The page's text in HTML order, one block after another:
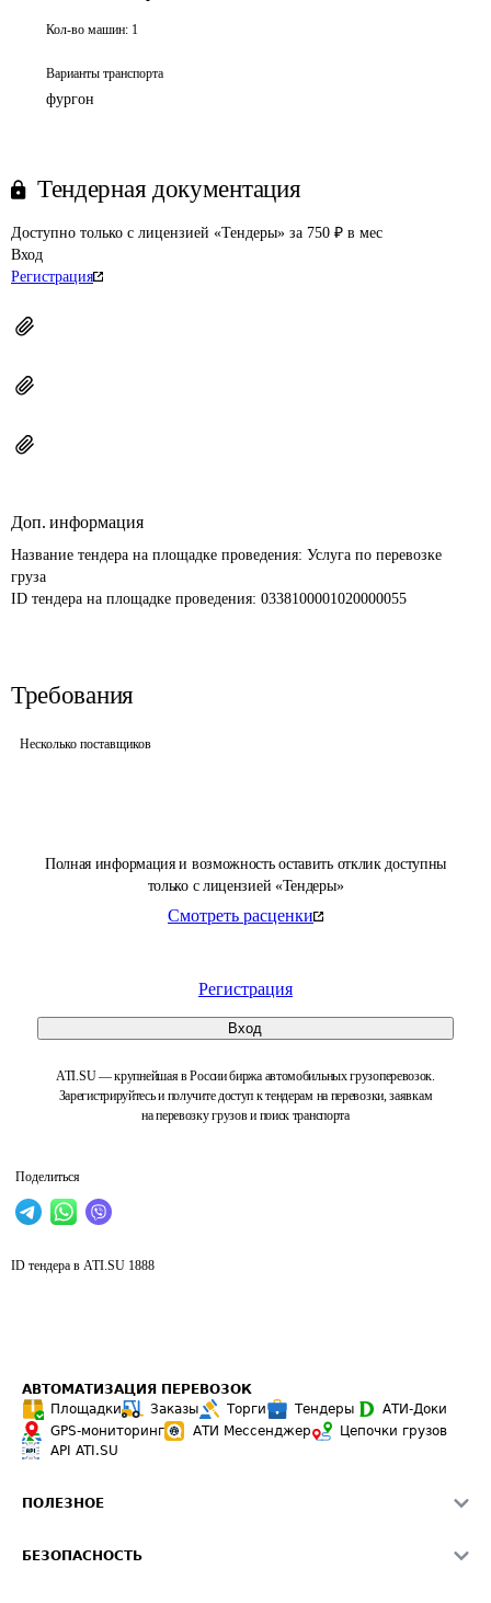
Полная информация и возможность оставить отклик доступны
только с лицензией «Тендеры»
Смотреть расценки
Регистрация
Вход
ATI.SU — крупнейшая в России биржа автомобильных грузоперевозок.
Зарегистрируйтесь и получите доступ к тендерам на перевозки, заявкам
на перевозку грузов и поиск транспорта
Поделиться
Кол-во машин: 1
Варианты транспорта
фургон
Тендерная документация
Доступно только с лицензией «Тендеры» за 750 ₽ в мес
Вход
Регистрация
Доп. информация
Название тендера на площадке проведения: Услуга по перевозке
груза
ID тендера на площадке проведения: 0338100001020000055
Требования
Несколько поставщиков
ID тендера в ATI.SU 1888
АВТОМАТИЗАЦИЯ ПЕРЕВОЗОК
Площадки
Заказы Торги Тендеры
АТИ-Доки
GPS-мониторинг
АТИ Мессенджер
Цепочки грузов
API ATI.SU
ПОЛЕЗНОЕ
Звезды ATI.SU на вашем сайте
БЕЗОПАСНОСТЬ